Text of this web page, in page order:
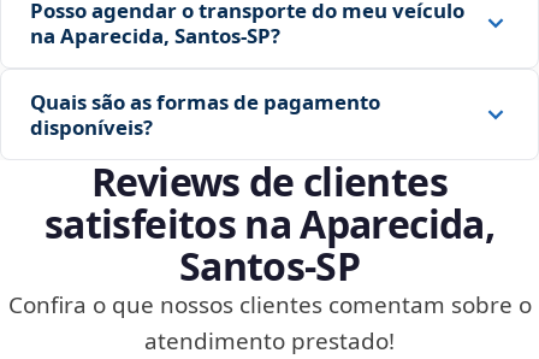
Posso agendar o transporte do meu veículo
na Aparecida, Santos‑SP?
Quais são as formas de pagamento
disponíveis?
Reviews de clientes
satisfeitos na Aparecida,
Santos‑SP
Confira o que nossos clientes comentam sobre o
atendimento prestado!